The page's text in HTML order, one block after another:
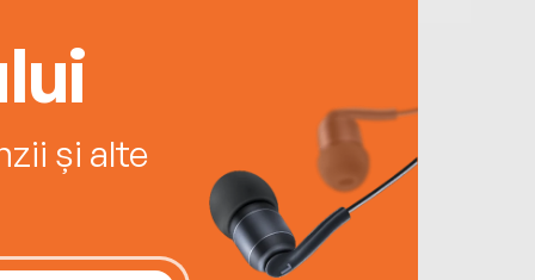
și alte